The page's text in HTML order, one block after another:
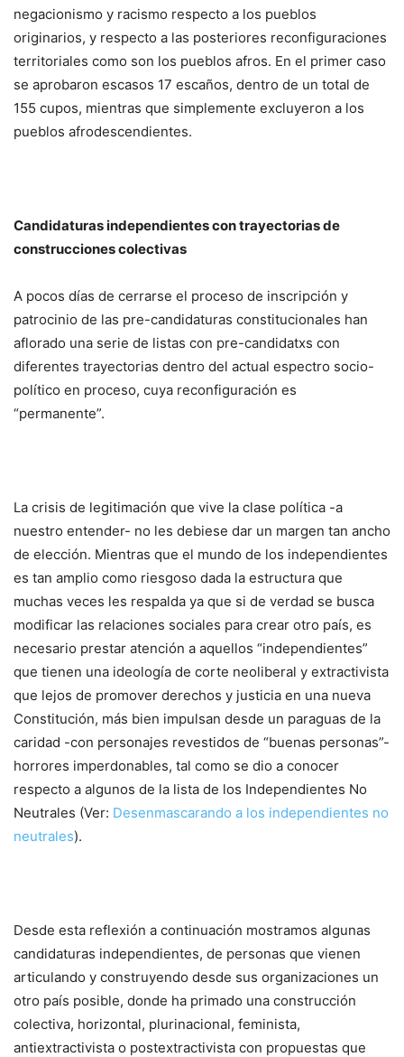
negacionismo y racismo respecto a los pueblos
originarios, y respecto a las posteriores reconfiguraciones
territoriales como son los pueblos afros. En el primer caso
se aprobaron escasos 17 escaños, dentro de un total de
155 cupos, mientras que simplemente excluyeron a los
pueblos afrodescendientes.
Candidaturas independientes con trayectorias de
construcciones colectivas
A pocos días de cerrarse el proceso de inscripción y
patrocinio de las pre-candidaturas constitucionales han
aflorado una serie de listas con pre-candidatxs con
diferentes trayectorias dentro del actual espectro socio-
político en proceso, cuya reconfiguración es
“permanente”.
La crisis de legitimación que vive la clase política -a
nuestro entender- no les debiese dar un margen tan ancho
de elección. Mientras que el mundo de los independientes
es tan amplio como riesgoso dada la estructura que
muchas veces les respalda ya que si de verdad se busca
modificar las relaciones sociales para crear otro país, es
necesario prestar atención a aquellos “independientes”
que tienen una ideología de corte neoliberal y extractivista
que lejos de promover derechos y justicia en una nueva
Constitución, más bien impulsan desde un paraguas de la
caridad -con personajes revestidos de “buenas personas”-
horrores imperdonables, tal como se dio a conocer
respecto a algunos de la lista de los Independientes No
Neutrales (Ver: Desenmascarando a los independientes no
neutrales).
Desde esta reflexión a continuación mostramos algunas
candidaturas independientes, de personas que vienen
articulando y construyendo desde sus organizaciones un
otro país posible, donde ha primado una construcción
colectiva, horizontal, plurinacional, feminista,
antiextractivista o postextractivista con propuestas que